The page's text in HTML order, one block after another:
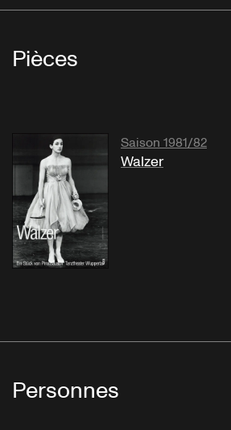
Pièces
Saison 1981/82
Walzer
Personnes